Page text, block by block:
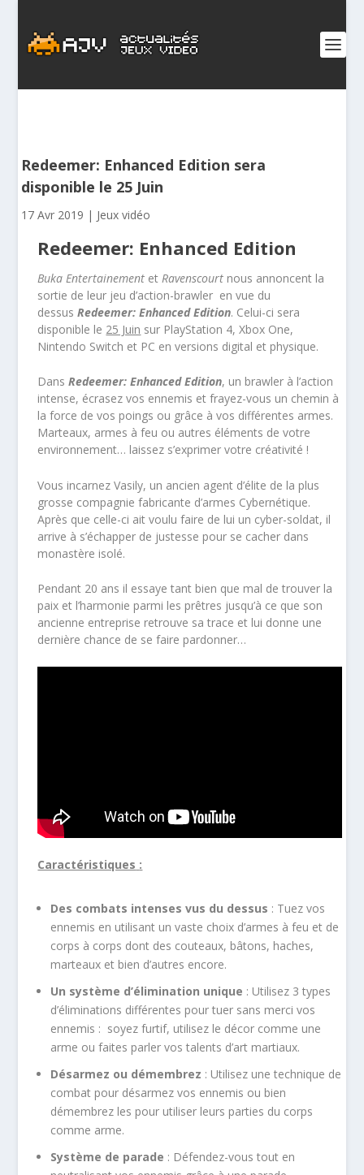
Redeemer: Enhanced Edition sera
disponible le 25 Juin
17 Avr 2019 | Jeux vidéo
Redeemer: Enhanced Edition
Buka Entertainement et Ravenscourt nous annoncent la
sortie de leur jeu d’action-brawler en vue du
dessusRedeemer: Enhanced Edition. Celui-ci sera
disponible le 25 Juin sur PlayStation 4, Xbox One,
Nintendo Switch et PC en versions digital et physique.
DansRedeemer: Enhanced Edition, un brawler à l’action
intense, écrasez vos ennemis et frayez-vous un chemin à
la force de vos poings ou grâce à vos différentes armes.
Marteaux, armes à feu ou autres éléments de votre
environnement… laissez s’exprimer votre créativité !
Vous incarnez Vasily, un ancien agent d’élite de la plus
grosse compagnie fabricante d’armes Cybernétique.
Après que celle-ci ait voulu faire de lui un cyber-soldat, il
arrive à s’échapper de justesse pour se cacher dans
monastère isolé.
Pendant 20 ans il essaye tant bien que mal de trouver la
paix et l’harmonie parmi les prêtres jusqu’à ce que son
ancienne entreprise retrouve sa trace et lui donne une
dernière chance de se faire pardonner…
Caractéristiques :
Des combats intenses vus du dessus : Tuez vos
ennemis en utilisant un vaste choix d’armes à feu et de
corps à corps dont des couteaux, bâtons, haches,
marteaux et bien d’autres encore.
Un système d’élimination unique : Utilisez 3 types
d’éliminations différentes pour tuer sans merci vos
ennemis : soyez furtif, utilisez le décor comme une
arme ou faites parler vos talents d’art martiaux.
Désarmez ou démembrez : Utilisez une technique de
combat pour désarmez vos ennemis ou bien
démembrez les pour utiliser leurs parties du corps
comme arme.
Système de parade : Défendez-vous tout en